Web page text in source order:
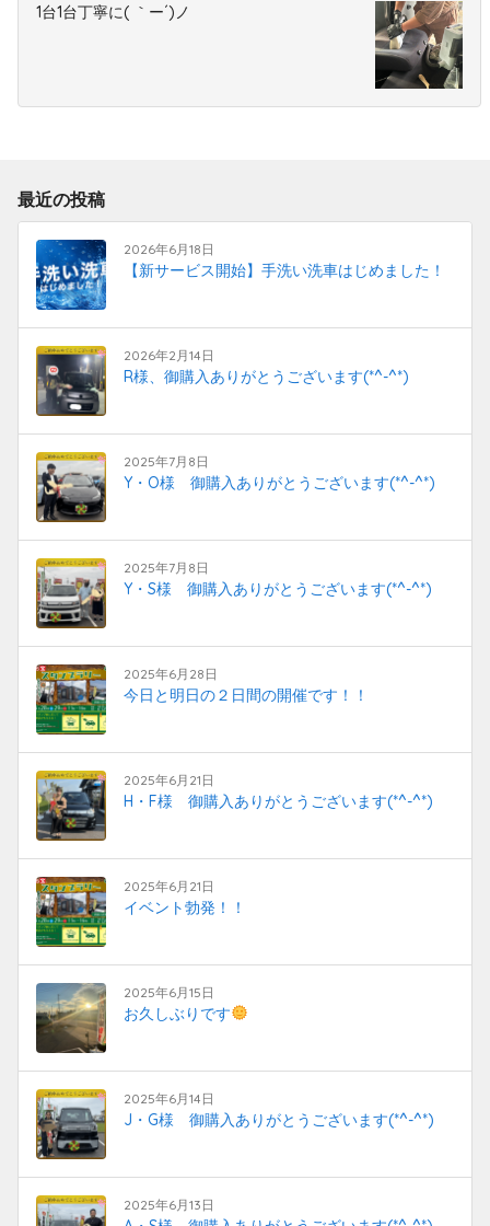
1台1台丁寧に( ｀ー´)ノ
最近の投稿
2026年6月18日
【新サービス開始】手洗い洗車はじめました！
2026年2月14日
R様、御購入ありがとうございます(*^-^*)
2025年7月8日
Y・O様 御購入ありがとうございます(*^-^*)
2025年7月8日
Y・S様 御購入ありがとうございます(*^-^*)
2025年6月28日
今日と明日の２日間の開催です！！
2025年6月21日
H・F様 御購入ありがとうございます(*^-^*)
2025年6月21日
イベント勃発！！
2025年6月15日
お久しぶりです
2025年6月14日
J・G様 御購入ありがとうございます(*^-^*)
2025年6月13日